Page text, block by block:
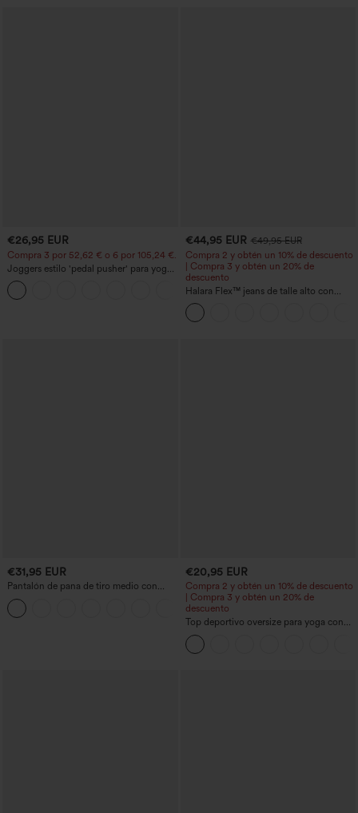
€26,95 EUR
Compra 3 por 52,62 € o 6 por 105,24 €.
Joggers estilo 'pedal pusher' para yoga
de talle alto, fruncidos y jaspeados, con
bolsillos
+4
€44,95 EUR €49,95 EUR
Compra 2 y obtén un 10% de descuento
| Compra 3 y obtén un 20% de
descuento
Halara Flex™ jeans de talle alto con
bolsillos, dobladillo enrollado, pierna
ancha y efecto lavado, estilo casual
€31,95 EUR
Pantalón de pana de tiro medio con
cremallera
€20,95 EUR
Compra 2 y obtén un 10% de descuento
| Compra 3 y obtén un 20% de
descuento
Top deportivo oversize para yoga con
escote en V y mangas cortas, con
tecnología InstantCool de secado
rápido.